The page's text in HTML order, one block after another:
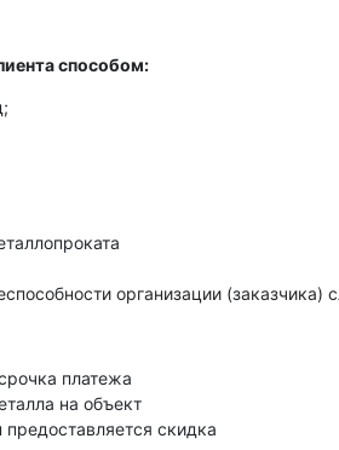
способом:
организации (заказчика)
платежа
на объект
скидка